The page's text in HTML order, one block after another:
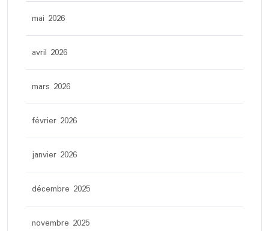
mai 2026
avril 2026
mars 2026
février 2026
janvier 2026
décembre 2025
novembre 2025